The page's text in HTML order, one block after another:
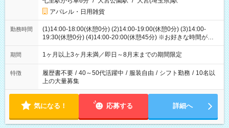
アパレル・日用雑貨
勤務時間
(1)14:00-18:00(休憩0分) (2)14:00-19:00(休憩0分) (3)14:00-
19:30(休憩0分) (4)14:00-20:00(休憩45分) ※お好きな時間が選べ
ます
期間 1ヶ月以上3ヶ月未満／即日～8月末までの期間限定
特徴 履歴書不要 / 40～50代活躍中 / 服装自由 / シフト勤務 / 10名以
上の大量募集
気になる！ 応募する 詳細へ